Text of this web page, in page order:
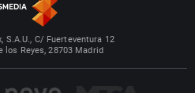
S.A.U., C/ Fuerteventura 12
los Reyes, 28703 Madrid